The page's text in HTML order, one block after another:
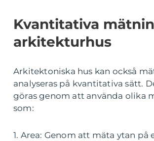
Kvantitativa
arkitekturhus
Arkitektoniska hus kan också
analyseras på kvantitativa sätt.
göras genom att använda olika
som:
1. Area: Genom att mäta ytan på